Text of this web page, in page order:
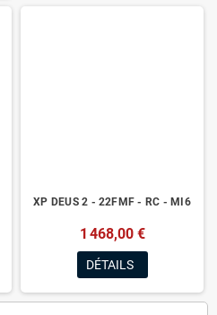
XP DEUS 2 - 22FMF - RC - MI6
1 468,00 €
DÉTAILS